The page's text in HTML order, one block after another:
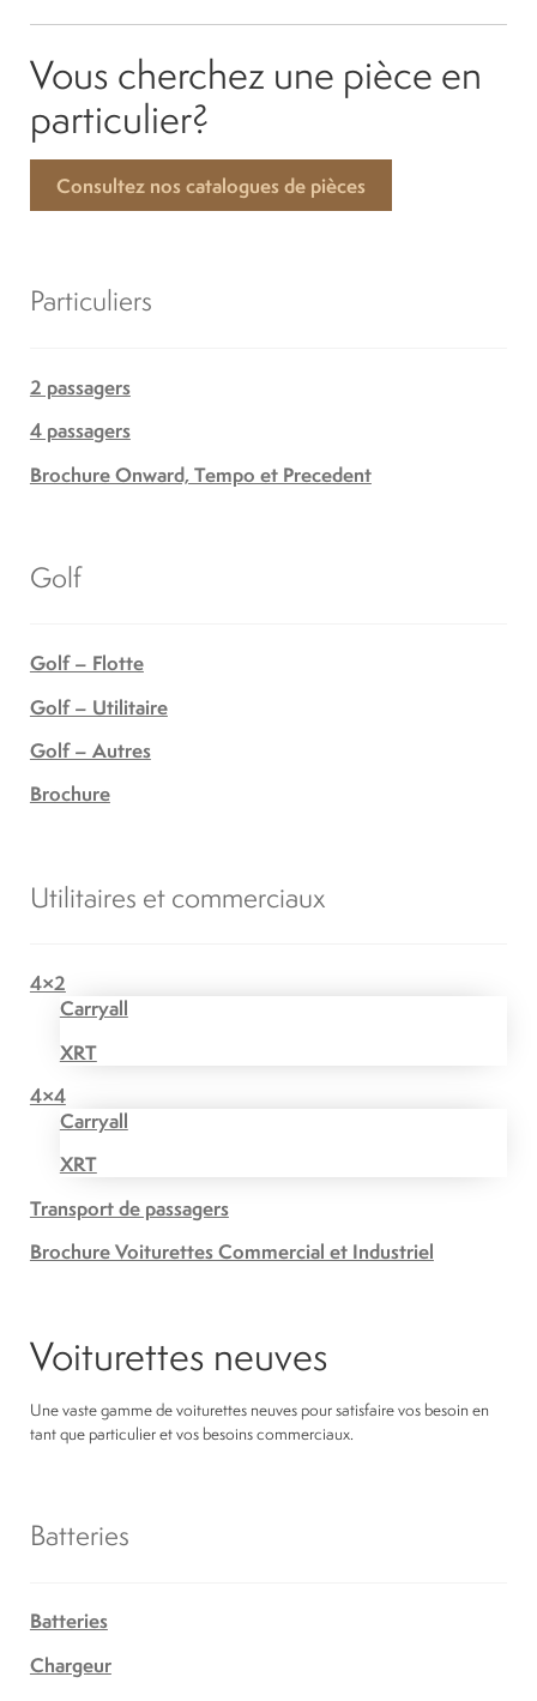
Vous cherchez une pièce en
particulier?
Consultez nos catalogues de pièces
Particuliers
2 passagers
4 passagers
Brochure Onward, Tempo et Precedent
Golf
Golf – Flotte
Golf – Utilitaire
Golf – Autres
Brochure
Utilitaires et commerciaux
4×2
Carryall
XRT
4×4
Carryall
XRT
Transport de passagers
Brochure Voiturettes Commercial et Industriel
Voiturettes neuves
Une vaste gamme de voiturettes neuves pour satisfaire vos besoin en
tant que particulier et vos besoins commerciaux.
Batteries
Batteries
Chargeur